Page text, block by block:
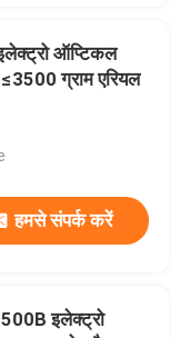
ऑप्टिकल
ग्राम एरियल
हमसे संपर्क करें
इलेक्ट्रो